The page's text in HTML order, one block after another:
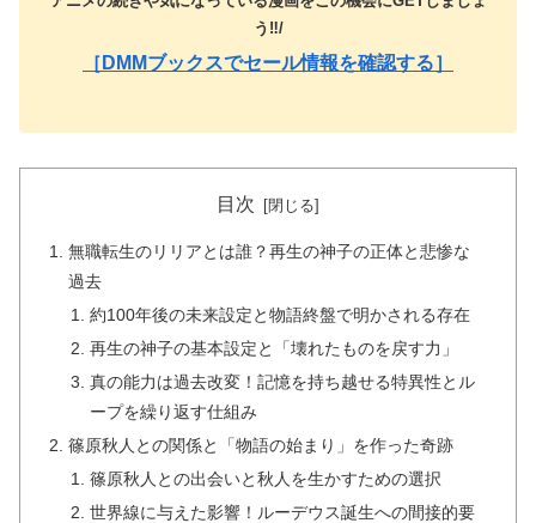
う‼️/
［DMMブックスでセール情報を確認する］
目次
無職転生のリリアとは誰？再生の神子の正体と悲惨な
過去
約100年後の未来設定と物語終盤で明かされる存在
再生の神子の基本設定と「壊れたものを戻す力」
真の能力は過去改変！記憶を持ち越せる特異性とル
ープを繰り返す仕組み
篠原秋人との関係と「物語の始まり」を作った奇跡
篠原秋人との出会いと秋人を生かすための選択
世界線に与えた影響！ルーデウス誕生への間接的要